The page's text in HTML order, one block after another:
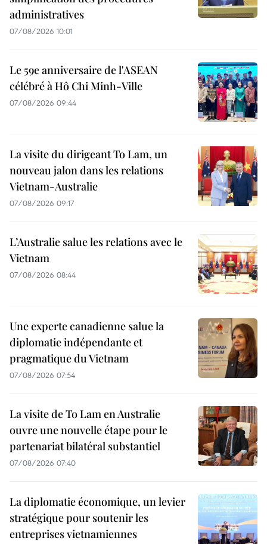
administratives
07/08/2026 10:01
Le 59e anniversaire de l'ASEAN
célébré à Hô Chi Minh-Ville
07/08/2026 09:44
La visite du dirigeant To Lam, un
nouveau jalon dans les relations
Vietnam-Australie
07/08/2026 09:17
L’Australie salue les relations avec le
Vietnam
07/08/2026 08:44
Une experte canadienne salue la
diplomatie indépendante et
pragmatique du Vietnam
07/08/2026 07:54
La visite de To Lam en Australie
ouvre une nouvelle étape pour le
partenariat bilatéral substantiel
07/08/2026 07:40
La diplomatie économique, un levier
stratégique pour soutenir les
entreprises vietnamiennes